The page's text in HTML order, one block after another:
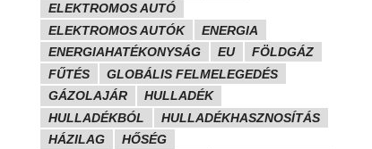
ELEKTROMOS AUTÓ
ELEKTROMOS AUTÓK
ENERGIA
ENERGIAHATÉKONYSÁG
EU
FÖLDGÁZ
FŰTÉS
GLOBÁLIS FELMELEGEDÉS
GÁZOLAJÁR
HULLADÉK
HULLADÉKBÓL
HULLADÉKHASZNOSÍTÁS
HÁZILAG
HŐSÉG